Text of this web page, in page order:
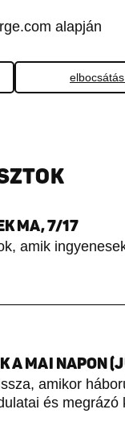
alapján
MA, 7/17
amik
A MAI NAPON
amikor
és megrázó